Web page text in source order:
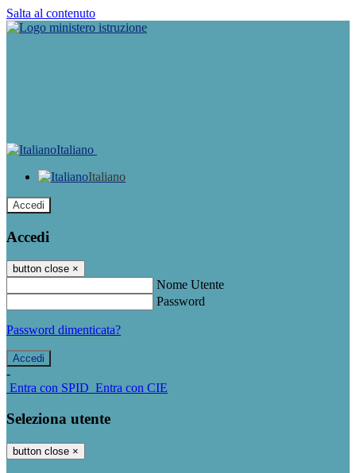
Salta al contenuto
Italiano
Italiano
Accedi
Accedi
button close ×
Nome Utente
Password
Password dimenticata?
-
Entra con SPID Entra con CIE
Seleziona utente
button close ×